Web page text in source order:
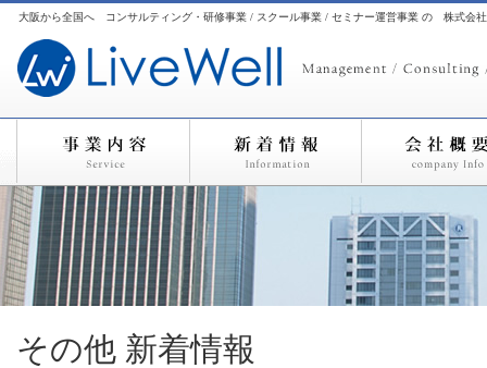
大阪から全国へ コンサルティング・研修事業 / スクール事業 / セミナー運営事業 の 株式会
その他 新着情報